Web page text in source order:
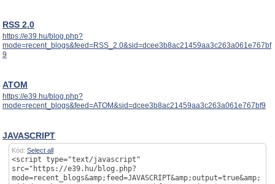
RSS 2.0
https://e39.hu/blog.php?
mode=recent_blogs&feed=RSS_2.0&sid=dcee3b8ac21459aa3c263a061e767bf
9
ATOM
https://e39.hu/blog.php?
mode=recent_blogs&feed=ATOM&sid=dcee3b8ac21459aa3c263a061e767bf9
JAVASCRIPT
Kód: Select all
<script type="text/javascript"
src="https://e39.hu/blog.php?
mode=recent_blogs&amp;feed=JAVASCRIPT&amp;output=true&amp;